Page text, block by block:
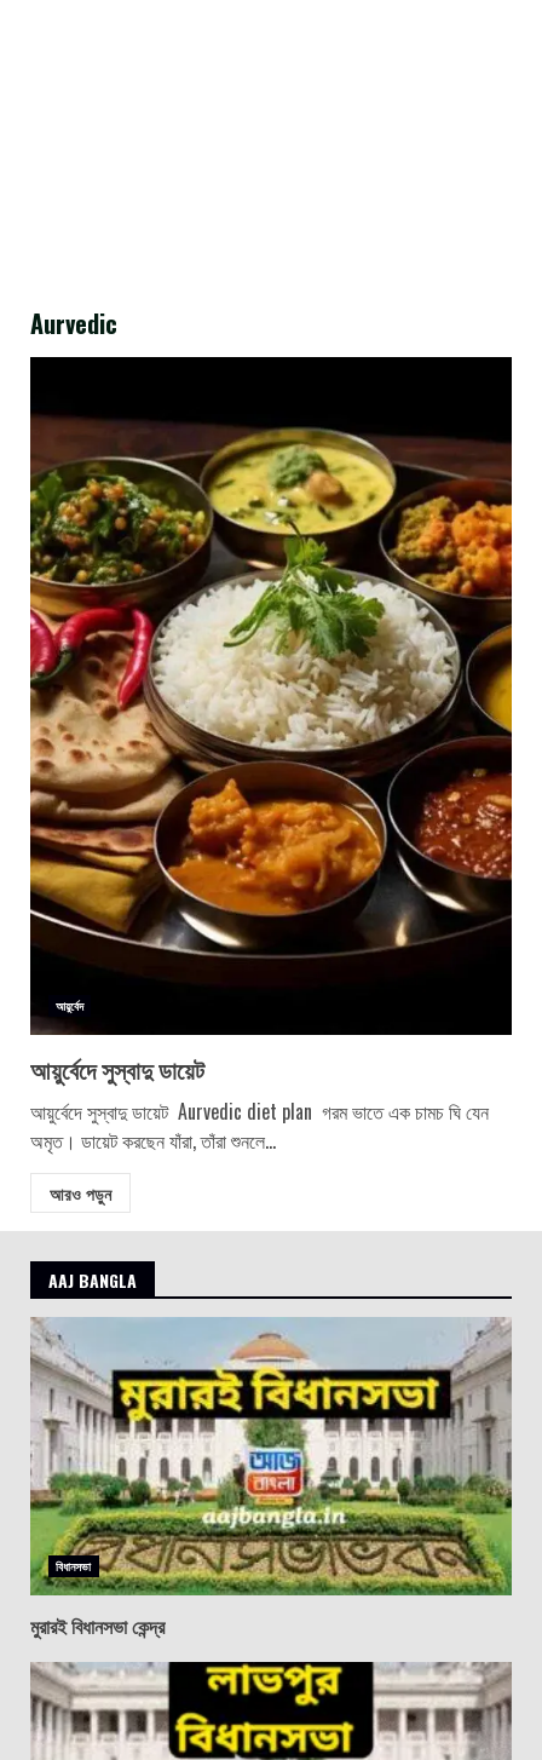
Aurvedic
আয়ুর্বেদ
আয়ুর্বেদে সুস্বাদু ডায়েট
আয়ুর্বেদে সুস্বাদু ডায়েট Aurvedic diet plan গরম ভাতে এক চামচ ঘি যেন
অমৃত। ডায়েট করছেন যাঁরা, তাঁরা শুনলে...
আরও পড়ুন
AAJ BANGLA
বিধানসভা
মুরারই বিধানসভা কেন্দ্র